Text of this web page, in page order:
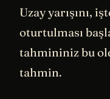
Uzay yarışını,
oturtulması
tahmininiz bu
tahmin.